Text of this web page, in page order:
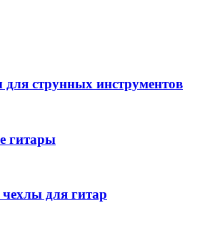
для струнных инструментов
гитары
для гитар